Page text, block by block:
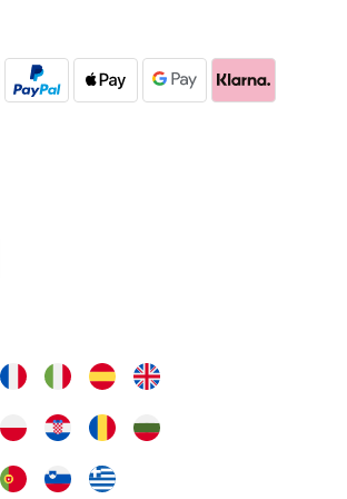
08/04/2024
n'a pas pu être chargé. Bonjour à tous!
de l’année ! Ce brasero est esthétique, large,
J’ai juste renforcé les pieds par de petites visses
La hauteur de cuisson est plus haute que les
utilisation et bâche de protection. Ensuite je
du fond après beaucoup d’utilisations (1 an) .
commentaire vous sera utile ! A dans 1 an!!!!!
GECONTROLEERDE BEOORDELING
n'a pas pu être chargé. Bonjour à tous!
de l’année ! Ce brasero est esthétique, large,
La hauteur de cuisson est plus haute que les